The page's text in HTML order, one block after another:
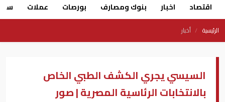
اقتصاد اخبار بنوك ومصارف بورصات عملات
الرئيسية أخبار
السيسي يجري الكشف الطبي الخاص
بالانتخابات الرئاسية المصرية | صور